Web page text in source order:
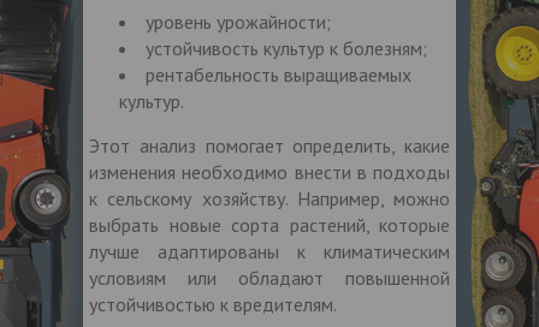
уровень урожайности;
устойчивость культур к болезням;
рентабельность выращиваемых
культур.
Этот анализ помогает определить, какие
изменения необходимо внести в подходы
к сельскому хозяйству. Например, можно
выбрать новые сорта растений, которые
лучше адаптированы к климатическим
условиям или обладают повышенной
устойчивостью к вредителям.